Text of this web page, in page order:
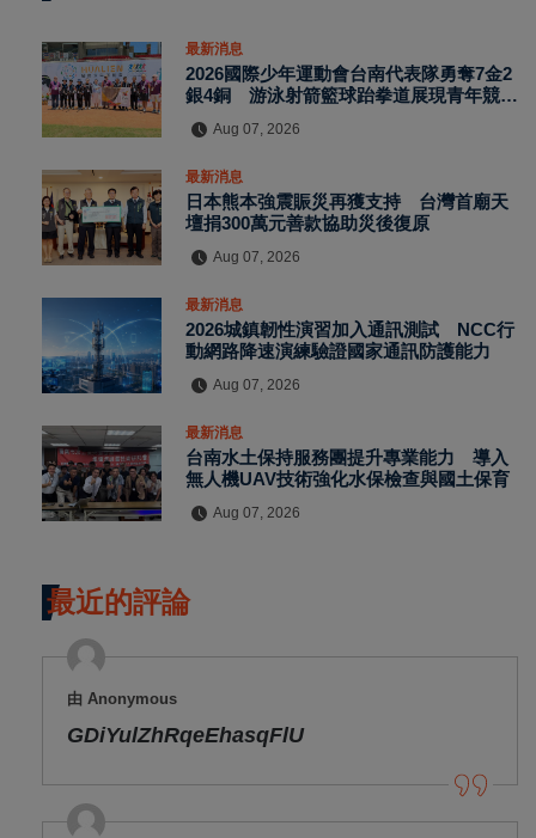
最新消息
2026國際少年運動會台南代表隊勇奪7金2
銀4銅 游泳射箭籃球跆拳道展現青年競技
Aug 07, 2026
最新消息
日本熊本強震賑災再獲支持 台灣首廟天
壇捐300萬元善款協助災後復原
Aug 07, 2026
最新消息
2026城鎮韌性演習加入通訊測試 NCC行
動網路降速演練驗證國家通訊防護能力
Aug 07, 2026
最新消息
台南水土保持服務團提升專業能力 導入
無人機UAV技術強化水保檢查與國土保育
Aug 07, 2026
最近的評論
由 Anonymous
GDiYulZhRqeEhasqFlU